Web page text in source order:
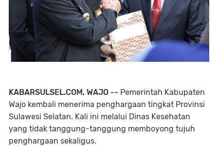
KABARSULSEL.COM, WAJO -- Pemerintah Kabupaten
Wajo kembali menerima penghargaan tingkat Provinsi
Sulawesi Selatan. Kali ini melalui Dinas Kesehatan
yang tidak tanggung-tanggung memboyong tujuh
penghargaan sekaligus.